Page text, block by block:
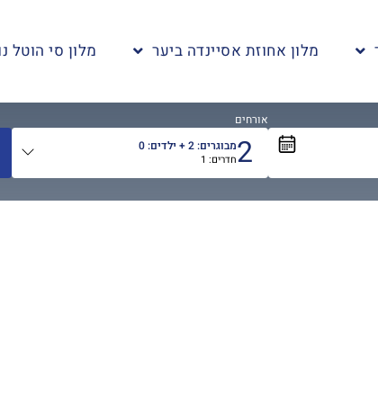
מלון אחוזת אסיינדה ביער מלון סי הוטל
אורחים
אורחים
2מבוגרים:2+ ילדים:0
חדרים: 1